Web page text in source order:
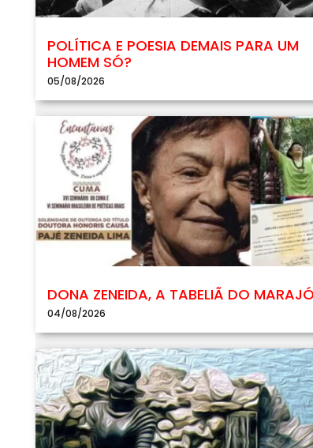
POLÍTICA E POESIA DEMAIS PARA UM
HOMEM SÓ?
05/08/2026
DONA ZENEIDA, A TABELIÃ DO
04/08/2026